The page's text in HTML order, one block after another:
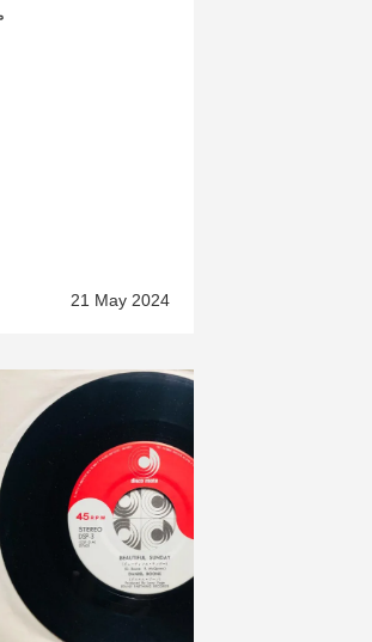
21 May 2024